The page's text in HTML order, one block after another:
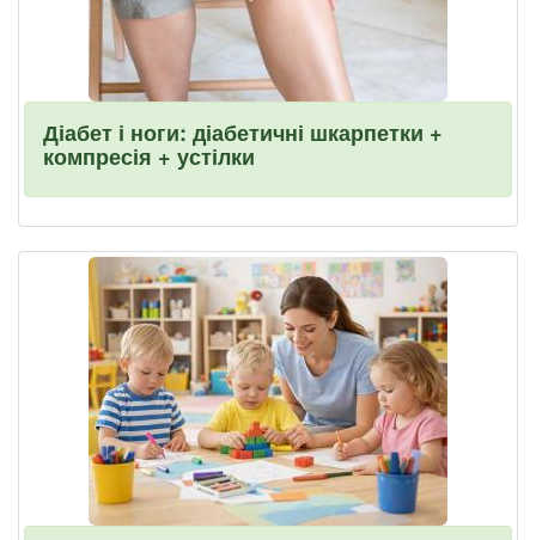
Діабет і ноги: діабетичні шкарпетки +
компресія + устілки